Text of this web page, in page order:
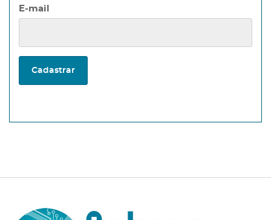
E-mail
Cadastrar